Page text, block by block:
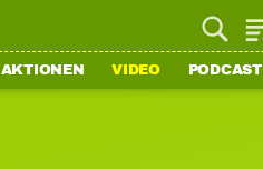
AKTIONEN VIDEO PODCAST